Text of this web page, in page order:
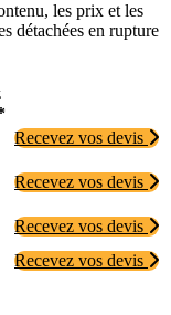
les prix et les
détachées en rupture
Recevez vos devis
Recevez vos devis
Recevez vos devis
Recevez vos devis